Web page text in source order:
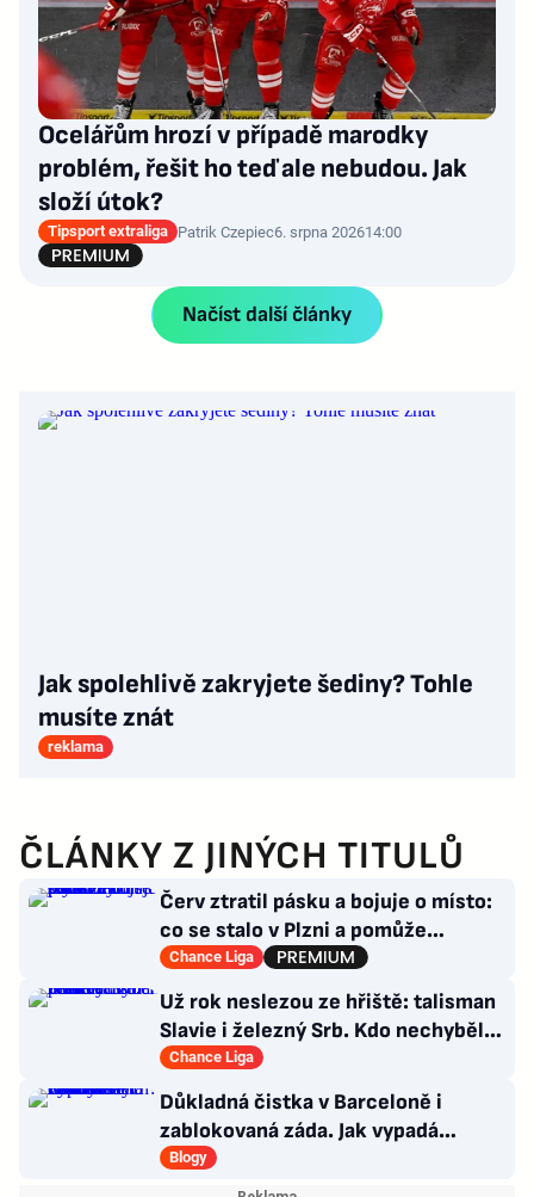
Ocelářům hrozí v případě marodky
problém, řešit ho teď ale nebudou. Jak
složí útok?
Tipsport extraliga Patrik Czepiec6. srpna 202614:00
Načíst další články
Jak spolehlivě zakryjete šediny? Tohle
musíte znát
reklama
ČLÁNKY Z JINÝCH TITULŮ
Červ ztratil pásku a bojuje o místo:
co se stalo v Plzni a pomůže
Hyskému nechtěný Adu?
Chance Liga
Už rok neslezou ze hřiště: talisman
Slavie i železný Srb. Kdo nechyběl
pět let?
Chance Liga
Důkladná čistka v Barceloně i
zablokovaná záda. Jak vypadá
hektické léto rodiny Satoranských?
Blogy